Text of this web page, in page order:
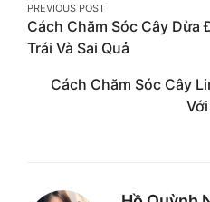
Post
navigation
PREVIOUS POST
Cách Chăm Sóc Cây Dừa
Trái Và Sai Quả
Cách Chăm Sóc Cây